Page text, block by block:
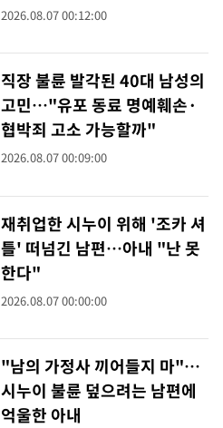
2026.08.07 00:12:00
직장 불륜 발각된 40대 남성의
고민…"유포 동료 명예훼손·
협박죄 고소 가능할까"
2026.08.07 00:09:00
재취업한 시누이 위해 '조카 셔
틀' 떠넘긴 남편…아내 "난 못
한다"
2026.08.07 00:00:00
"남의 가정사 끼어들지 마"…
시누이 불륜 덮으려는 남편에
억울한 아내